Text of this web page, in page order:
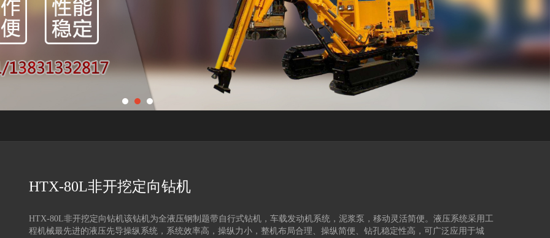
HTX-80L非开挖定向钻机
HTX-80L非开挖定向钻机该钻机为全液压钢制题带自行式钻机，车载发动机系统，泥浆泵，移动灵活简便。液压系统采用工
程机械最先进的液压先导操纵系统，系统效率高，操纵力小，整机布局合理、操纵简便、钻孔稳定性高，可广泛应用于城